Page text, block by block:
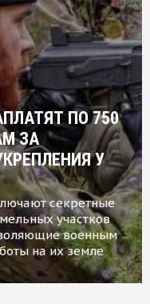
ПО 750
ЗА
У
секретные
участков
военным
на их земле